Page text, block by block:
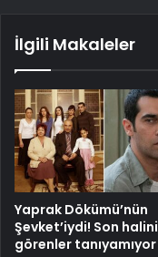
İlgili Makaleler
Yaprak Dökümü’nün
Şevket’iydi! Son halini
görenler tanıyamıyor